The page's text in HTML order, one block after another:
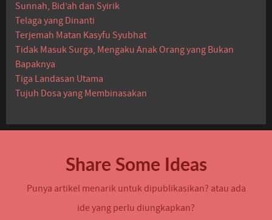
Sunnah, Bid’ah dan Syirik
Telaga yang Dinanti
Terjemah Matan Kasyfu Syubhat
Tidak Masuk Surga, Mengaku Anak Orang yang Bukan
Bapaknya
Tiga Landasan Utama
Tujuh Dosa yang Membinasakan
Share Some Ideas
Punya artikel menarik untuk dipublikasikan? atau ada
ide yang perlu diungkapkan?